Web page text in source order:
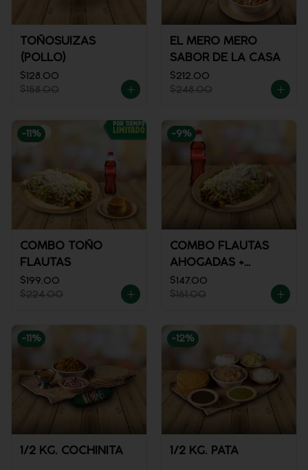
TOÑOSUIZAS
(POLLO)
$128.00
$158.00
EL MERO MERO
SABOR DE LA CASA
$212.00
$248.00
-11 %
COMBO TOÑO
FLAUTAS
$199.00
$224.00
-9%
COMBO FLAUTAS
AHOGADAS +
REFRESCO
$147.00
$161.00
-11 %
1/2 KG. COCHINITA
-12%
1/2 KG. PATA